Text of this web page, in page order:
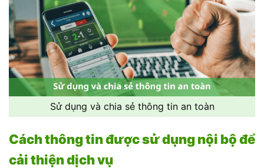
Sử dụng và chia sẻ thông tin an toàn
Cách thông tin được sử dụng nội bộ để
cải thiện dịch vụ